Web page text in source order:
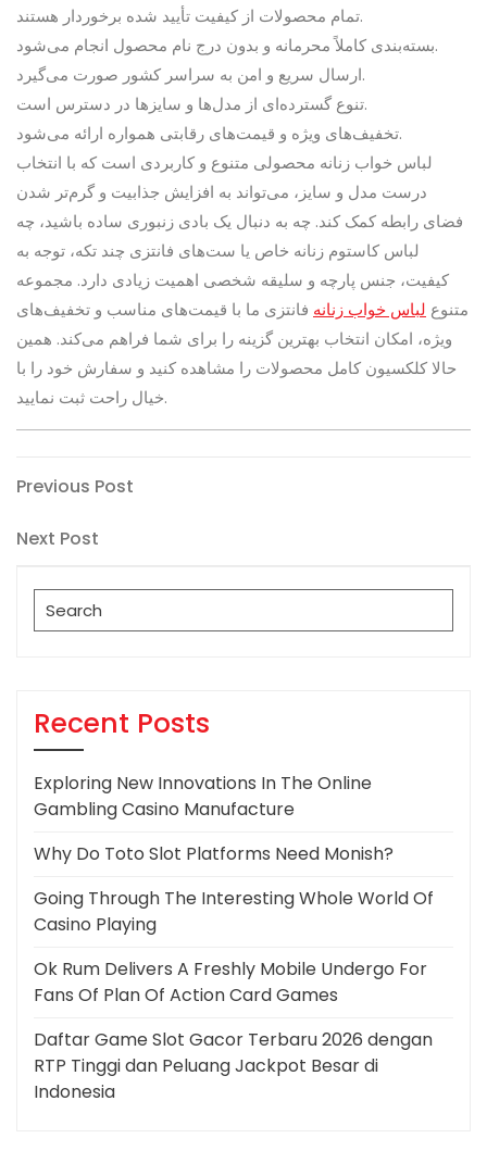
تمام محصولات از کیفیت تأیید شده برخوردار هستند.
بسته‌بندی کاملاً محرمانه و بدون درج نام محصول انجام می‌شود.
ارسال سریع و امن به سراسر کشور صورت می‌گیرد.
تنوع گسترده‌ای از مدل‌ها و سایزها در دسترس است.
تخفیف‌های ویژه و قیمت‌های رقابتی همواره ارائه می‌شود.
لباس خواب زنانه محصولی متنوع و کاربردی است که با انتخاب
درست مدل و سایز، می‌تواند به افزایش جذابیت و گرم‌تر شدن
فضای رابطه کمک کند. چه به دنبال یک بادی زنبوری ساده باشید، چه
لباس کاستوم زنانه خاص یا ست‌های فانتزی چند تکه، توجه به
کیفیت، جنس پارچه و سلیقه شخصی اهمیت زیادی دارد. مجموعه
متنوع لباس خواب زنانه فانتزی ما با قیمت‌های مناسب و تخفیف‌های
ویژه، امکان انتخاب بهترین گزینه را برای شما فراهم می‌کند. همین
حالا کلکسیون کامل محصولات را مشاهده کنید و سفارش خود را با
خیال راحت ثبت نمایید.
Post
navigation
Previous
Previous Post
Next
Next Post
Search
for:
Recent Posts
Exploring New Innovations In The Online
Gambling Casino Manufacture
Why Do Toto Slot Platforms Need Monish?
Going Through The Interesting Whole World Of
Casino Playing
Ok Rum Delivers A Freshly Mobile Undergo For
Fans Of Plan Of Action Card Games
Daftar Game Slot Gacor Terbaru 2026 dengan
RTP Tinggi dan Peluang Jackpot Besar di
Indonesia